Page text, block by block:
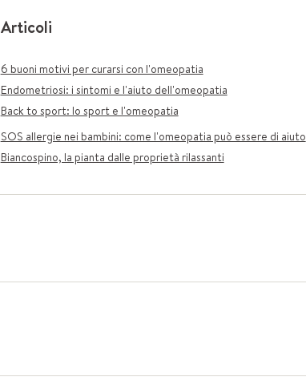
Articoli
6 buoni motivi per curarsi con l'omeopatia
Endometriosi: i sintomi e l'aiuto dell'omeopatia
Back to sport: lo sport e l'omeopatia
SOS allergie nei bambini: come l'omeopatia può essere di aiuto
Biancospino, la pianta dalle proprietà rilassanti